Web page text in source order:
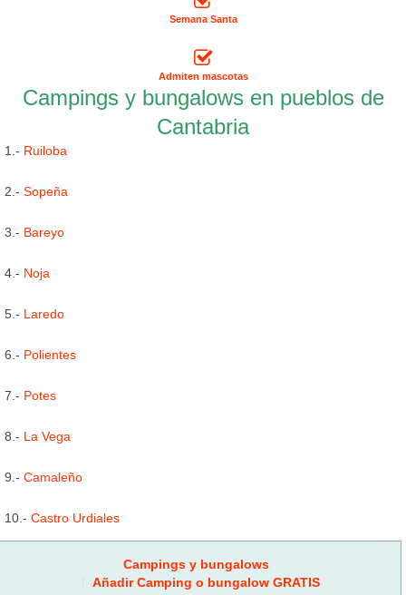
Semana Santa
Admiten mascotas
Campings y bungalows en pueblos de
Cantabria
1.- Ruiloba
2.- Sopeña
3.- Bareyo
4.- Noja
5.- Laredo
6.- Polientes
7.- Potes
8.- La Vega
9.- Camaleño
10.- Castro Urdiales
Campings y bungalows
Añadir Camping o bungalow GRATIS